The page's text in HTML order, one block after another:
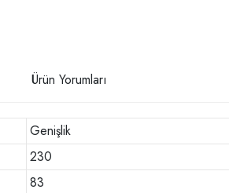
Ürün Yorumları
Genişlik
230
83